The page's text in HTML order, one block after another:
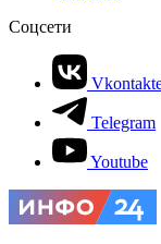
Соцсети
Telegram
Youtube